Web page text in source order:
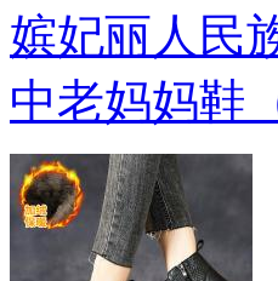
嫔妃丽人民
中老妈妈鞋